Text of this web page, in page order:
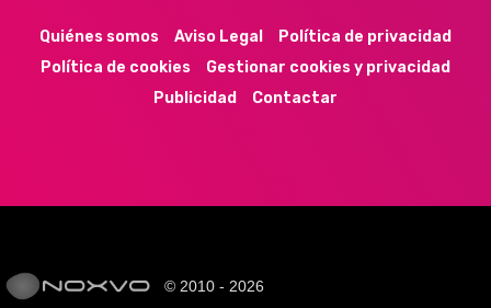
Quiénes somos Aviso Legal
Política de privacidad
Política de cookies
Gestionar cookies y privacidad
Publicidad
Contactar
© 2010 - 2026